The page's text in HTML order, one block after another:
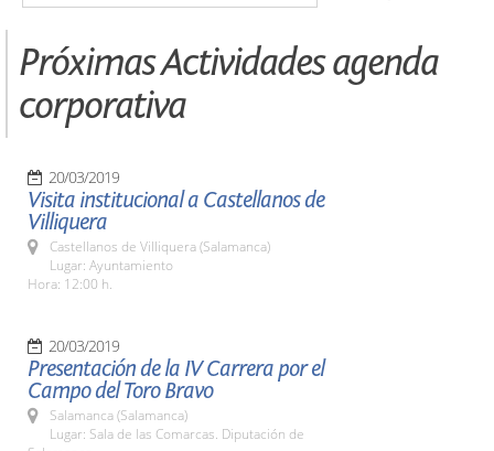
Próximas Actividades agenda
corporativa
20/03/2019
Visita institucional a Castellanos de
Villiquera
Castellanos de Villiquera (Salamanca)
Lugar: Ayuntamiento
Hora: 12:00 h.
20/03/2019
Presentación de la IV Carrera por el
Campo del Toro Bravo
Salamanca (Salamanca)
Lugar: Sala de las Comarcas. Diputación de